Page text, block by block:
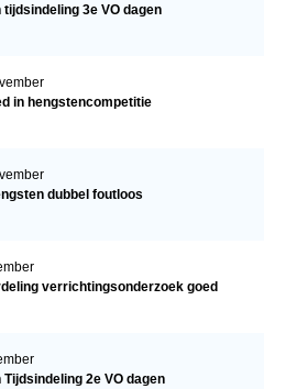
3e VO dagen
in hengstencompetitie
dubbel foutloos
verrichtingsonderzoek goed
2e VO dagen